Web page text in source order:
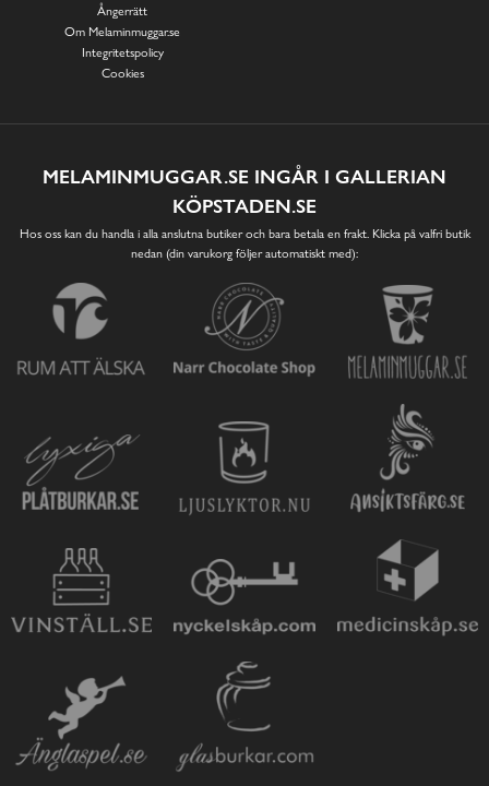
Ångerrätt
Om Melaminmuggar.se
Integritetspolicy
Cookies
MELAMINMUGGAR.SE INGÅR I GALLERIAN
KÖPSTADEN.SE
Hos oss kan du handla i alla anslutna butiker och bara betala en frakt. Klicka på valfri butik
nedan (din varukorg följer automatiskt med):